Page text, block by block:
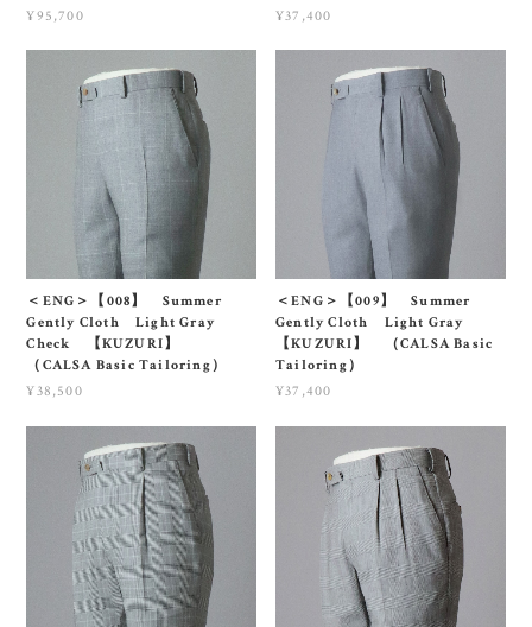
¥95,700
¥37,400
＜ENG＞【008】 Summer
Gently Cloth Light Gray
Check 【KUZURI】
（CALSA Basic Tailoring）
¥38,500
＜ENG＞【009】 Summer
Gently Cloth Light Gray
【KUZURI】 （CALSA Basic
Tailoring）
¥37,400